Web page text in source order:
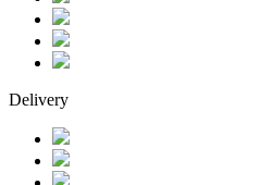
Delivery